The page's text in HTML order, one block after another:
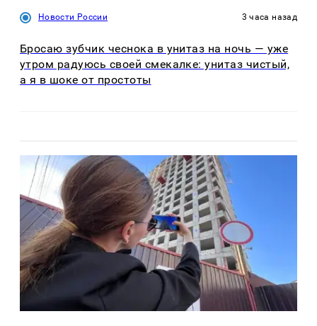
Новости России 3 часа назад
Бросаю зубчик чеснока в унитаз на ночь — уже
утром радуюсь своей смекалке: унитаз чистый,
а я в шоке от простоты